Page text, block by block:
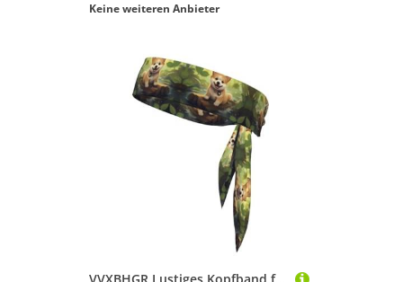
Keine weiteren Anbieter